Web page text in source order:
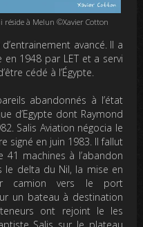
réside à Melun ©Xavier Cotton
avancé. Il a
1948 par LET et a servi
cédé à l’Égypte.
abandonnés à l’état
d’Egypte dont Raymond
Salis Aviation négocia le
signé en juin 1983. Il fallut
machines à l’abandon
le delta du Nil, la mise en
camion vers le port
un bateau à destination
ont rejoint le les